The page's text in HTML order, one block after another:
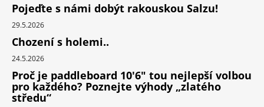
Pojeďte s námi dobýt rakouskou Salzu!
29.5.2026
Chození s holemi..
24.5.2026
Proč je paddleboard 10'6" tou nejlepší volbou
pro každého? Poznejte výhody „zlatého
středu“